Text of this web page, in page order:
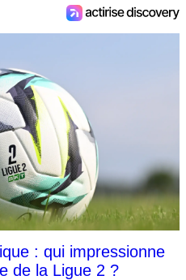
: qui impressionne
de la Ligue 2 ?